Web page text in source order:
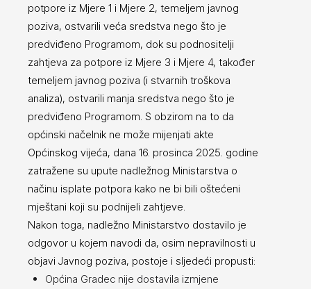
potpore iz Mjere 1 i Mjere 2, temeljem javnog
poziva, ostvarili veća sredstva nego što je
predviđeno Programom, dok su podnositelji
zahtjeva za potpore iz Mjere 3 i Mjere 4, također
temeljem javnog poziva (i stvarnih troškova
analiza), ostvarili manja sredstva nego što je
predviđeno Programom. S obzirom na to da
općinski načelnik ne može mijenjati akte
Općinskog vijeća, dana 16. prosinca 2025. godine
zatražene su upute nadležnog Ministarstva o
načinu isplate potpora kako ne bi bili oštećeni
mještani koji su podnijeli zahtjeve.
Nakon toga, nadležno Ministarstvo dostavilo je
odgovor u kojem navodi da, osim nepravilnosti u
objavi Javnog poziva, postoje i sljedeći propusti:
Općina Gradec nije dostavila izmjene